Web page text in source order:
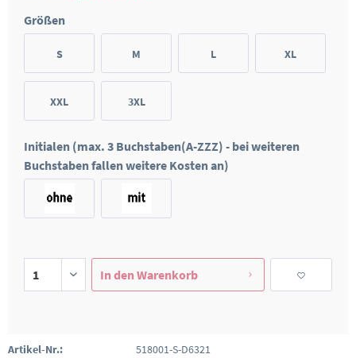
Größen
S M L XL
XXL 3XL
Initialen (max. 3 Buchstaben(A-ZZZ) - bei weiteren
Buchstaben fallen weitere Kosten an)
In den Warenkorb
Artikel-Nr.: 518001-S-D6321